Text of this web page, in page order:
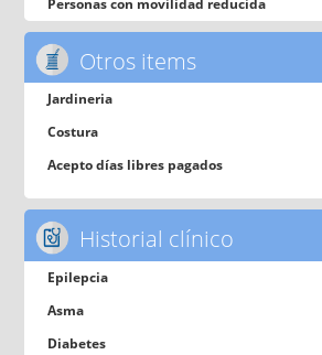
Otros items
Jardineria
Costura
Acepto días libres pagados
Historial clínico
Epilepcia
Asma
Diabetes